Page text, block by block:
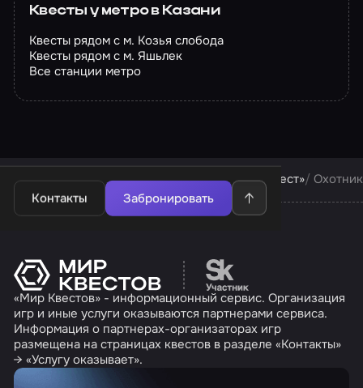
Квесты у метро в Казани
Квесты рядом с м. Козья слобода
Квесты рядом с м. Яшьлек
Все станции метро
Контакты Забронировать
Квесты в Казани Квесты компании «Чё за квест»
Перейти на сайт
«Мир Квестов» - информационный сервис. Организация
игр и иные услуги оказываются партнерами сервиса.
Информация о партнерах-организаторах игр
размещена на страницах квестов в разделе «Контакты»
→ «Услугу оказывает».